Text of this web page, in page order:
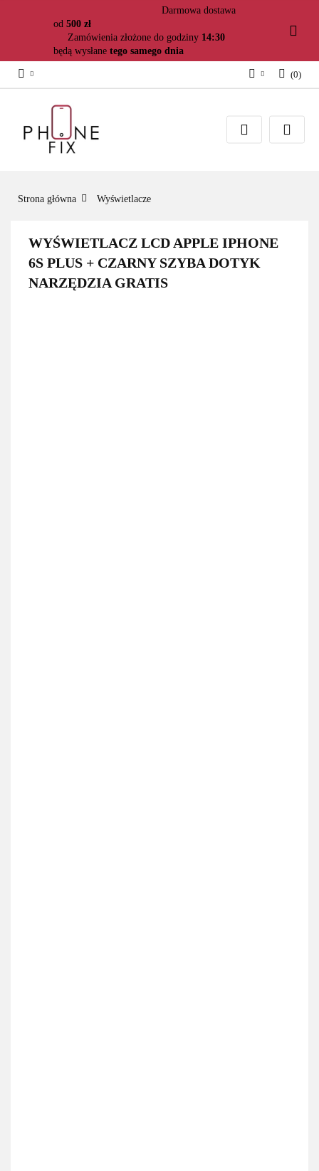
Darmowa dostawa
od 500 zł
Zamówienia złożone do godziny 14:30
będą wysłane tego samego dnia
Załóż konto
(0)
Strona główna Wyświetlacze
WYŚWIETLACZ LCD APPLE IPHONE
6S PLUS + CZARNY SZYBA DOTYK
NARZĘDZIA GRATIS